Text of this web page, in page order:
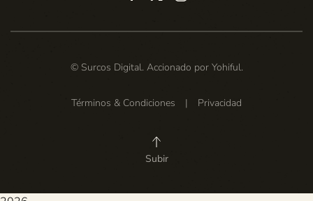
© Surcos Digital. Accionado por Yohiful.
Términos & Condiciones | Privacidad
Subir